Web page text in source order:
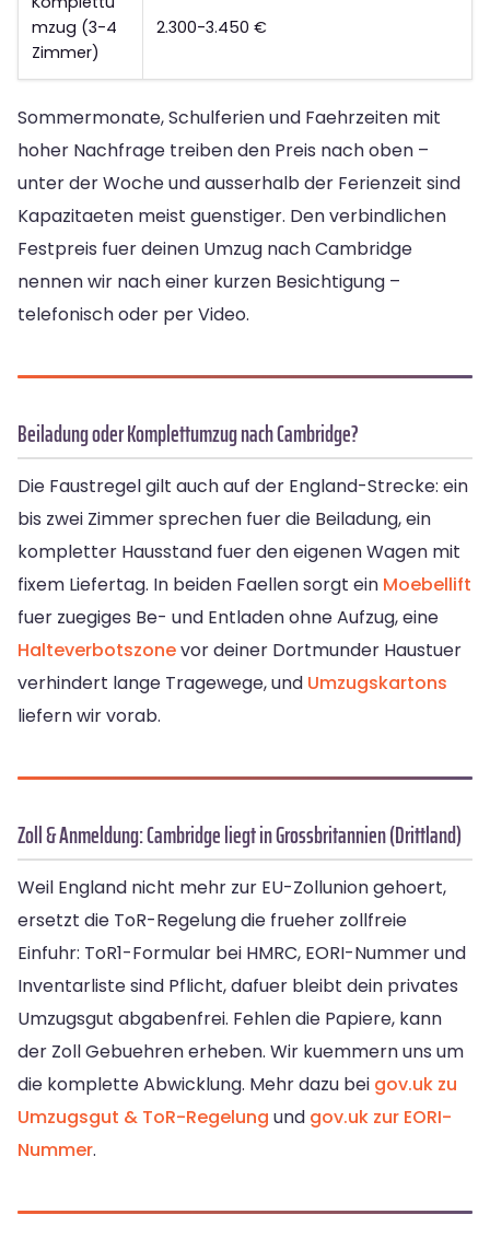
mzug (3-4
Zimmer)
2.300-3.450 €
Sommermonate, Schulferien und Faehrzeiten mit
hoher Nachfrage treiben den Preis nach oben –
unter der Woche und ausserhalb der Ferienzeit sind
Kapazitaeten meist guenstiger. Den verbindlichen
Festpreis fuer deinen Umzug nach Cambridge
nennen wir nach einer kurzen Besichtigung –
telefonisch oder per Video.
Beiladung oder Komplettumzug nach Cambridge?
Die Faustregel gilt auch auf der England-Strecke: ein
bis zwei Zimmer sprechen fuer die Beiladung, ein
kompletter Hausstand fuer den eigenen Wagen mit
fixem Liefertag. In beiden Faellen sorgt ein Moebellift
fuer zuegiges Be- und Entladen ohne Aufzug, eine
Halteverbotszonevor deiner Dortmunder Haustuer
verhindert lange Tragewege, und Umzugskartons
liefern wir vorab.
Zoll & Anmeldung: Cambridge liegt in Grossbritannien (Drittland)
Weil England nicht mehr zur EU-Zollunion gehoert,
ersetzt die ToR-Regelung die frueher zollfreie
Einfuhr: ToR1-Formular bei HMRC, EORI-Nummer und
Inventarliste sind Pflicht, dafuer bleibt dein privates
Umzugsgut abgabenfrei. Fehlen die Papiere, kann
der Zoll Gebuehren erheben. Wir kuemmern uns um
die komplette Abwicklung. Mehr dazu bei gov.uk zu
Umzugsgut & ToR-Regelung und gov.uk zur EORI-
Nummer.